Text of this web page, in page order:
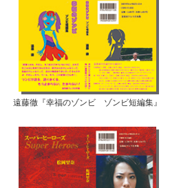
遠藤徹『幸福のゾンビ ゾンビ短編集』